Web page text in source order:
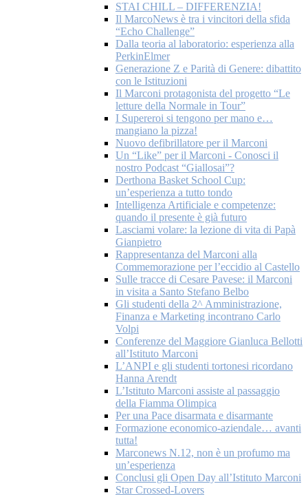
STAI CHILL – DIFFERENZIA!
Il MarcoNews è tra i vincitori della sfida
“Echo Challenge”
Dalla teoria al laboratorio: esperienza alla
PerkinElmer
Generazione Z e Parità di Genere: dibattito
con le Istituzioni
Il Marconi protagonista del progetto “Le
letture della Normale in Tour”
I Supereroi si tengono per mano e…
mangiano la pizza!
Nuovo defibrillatore per il Marconi
Un “Like” per il Marconi - Conosci il
nostro Podcast “Giallosai”?
Derthona Basket School Cup:
un’esperienza a tutto tondo
Intelligenza Artificiale e competenze:
quando il presente è già futuro
Lasciami volare: la lezione di vita di Papà
Gianpietro
Rappresentanza del Marconi alla
Commemorazione per l’eccidio al Castello
Sulle tracce di Cesare Pavese: il Marconi
in visita a Santo Stefano Belbo
Gli studenti della 2^ Amministrazione,
Finanza e Marketing incontrano Carlo
Volpi
Conferenze del Maggiore Gianluca Bellotti
all’Istituto Marconi
L’ANPI e gli studenti tortonesi ricordano
Hanna Arendt
L’Istituto Marconi assiste al passaggio
della Fiamma Olimpica
Per una Pace disarmata e disarmante
Formazione economico-aziendale… avanti
tutta!
Marconews N.12, non è un profumo ma
un’esperienza
Conclusi gli Open Day all’Istituto Marconi
Star Crossed-Lovers